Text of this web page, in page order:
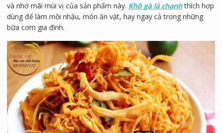
và nhớ mãi mùi vị của sản phẩm này. Khô gà lá chanhthích hợp
dùng để làm mồi nhậu, món ăn vặt, hay ngay cả trong những
bữa cơm gia đình.